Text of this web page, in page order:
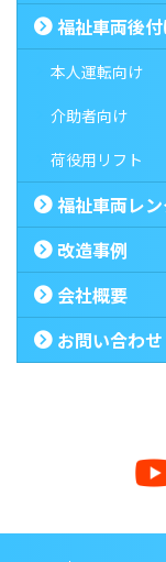
福祉車両後
本人運転向け
介助者向け
荷役用リフト
福祉車両レ
改造事例
会社概要
お問い合わせ